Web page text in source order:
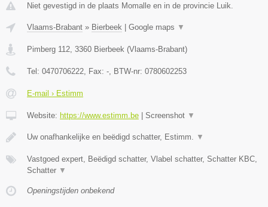
Niet gevestigd in de plaats Momalle en in de provincie Luik.
Vlaams-Brabant » Bierbeek Google maps ▼
Pimberg 112 3360 Bierbeek (Vlaams-Brabant)
Tel: 0470706222 , Fax: - , BTW-nr: 0780602253
E-mail › Estimm
Website: https://www.estimm.be Screenshot ▼
Uw onafhankelijke en beëdigd schatter, Estimm. ▼
Vastgoed expert, Beëdigd schatter, Vlabel schatter, Schatter KBC,
Schatter ▼
Openingstijden onbekend